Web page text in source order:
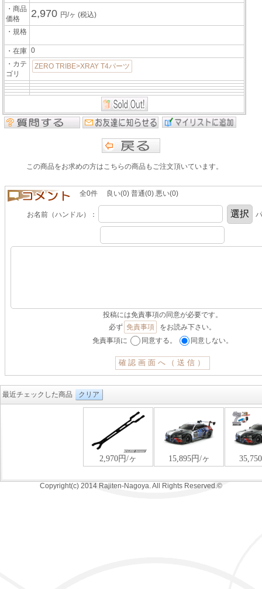
・商品
価格
2,970 円/ヶ(税込)
・規格
・在庫 0
・カテ
ゴリ
ZERO TRIBE>XRAY T4パーツ
この商品をお求めの方はこちらの商品もご注文頂いています。
全0件 良い(0) 普通(0) 悪い(0)
お名前（ハンドル）：
投稿には免責事項の同意が必要です。
必ず 免責事項
をお読み下さい。
免責事項に
同意する。 同意しない。
最近チェックした商品 クリア
Copyright(c) 2014 Rajiten-Nagoya. All Rights Reserved.©